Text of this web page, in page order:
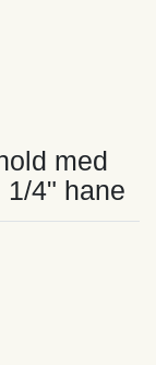
med
1/4" hane